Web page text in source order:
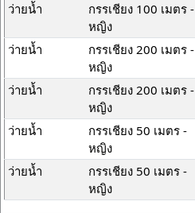
ว่ายน้ำ
กรรเชียง 100 เมตร -
หญิง
ว่ายน้ำ
กรรเชียง 200 เมตร -
หญิง
ว่ายน้ำ
กรรเชียง 200 เมตร -
หญิง
ว่ายน้ำ
กรรเชียง 50 เมตร -
หญิง
ว่ายน้ำ
กรรเชียง 50 เมตร -
หญิง